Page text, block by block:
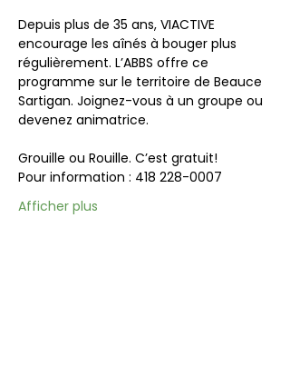
Depuis plus de 35 ans, VIACTIVE
encourage les aînés à bouger plus
régulièrement. L’ABBS offre ce
programme sur le territoire de Beauce
Sartigan. Joignez-vous à un groupe ou
devenez animatrice.
Grouille ou Rouille. C’est gratuit!
Pour information : 418 228-0007
Afficher plus